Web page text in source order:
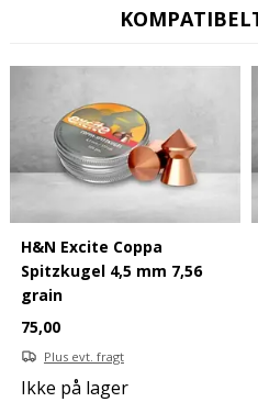
H&N Excite Coppa
Spitzkugel 4,5 mm 7,56
grain
75,00
Plus evt. fragt
Ikke på lager